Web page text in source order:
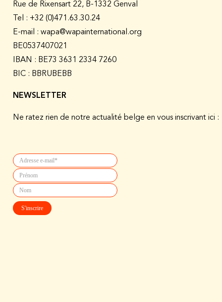
Rue de Rixensart 22, B-1332 Genval
Tel : +32 (0)471.63.30.24
E-mail : wapa@wapainternational.org
BE0537407021
IBAN : BE73 3631 2334 7260
BIC : BBRUBEBB
NEWSLETTER
Ne ratez rien de notre actualité belge en vous inscrivant ici :